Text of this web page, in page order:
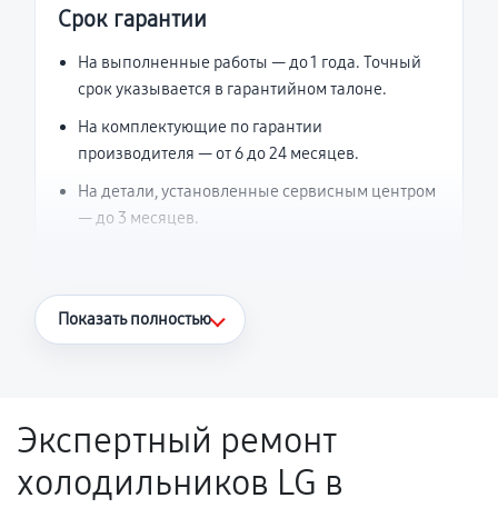
Срок гарантии
На выполненные работы — до 1 года. Точный
срок указывается в гарантийном талоне.
На комплектующие по гарантии
производителя — от 6 до 24 месяцев.
На детали, установленные сервисным центром
— до 3 месяцев.
Что считается гарантийным случаем
Поломка установленной детали при
нормальной эксплуатации в течение
гарантийного срока.
Показать полностью
Экспертный ремонт
холодильников LG в